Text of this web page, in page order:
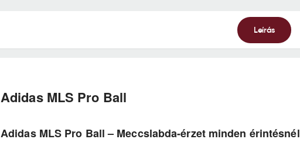
Leírás
Adidas MLS Pro Ball
Adidas MLS Pro Ball – Meccslabda-érzet minden érintésnél